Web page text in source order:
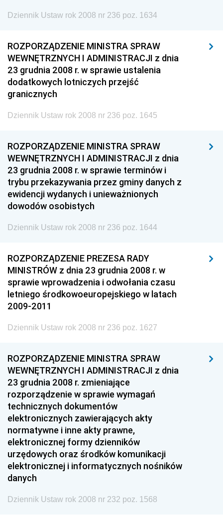
Dziennik Ustaw rok 2008 nr 236 poz. 1634
ROZPORZĄDZENIE MINISTRA SPRAW
WEWNĘTRZNYCH I ADMINISTRACJI z dnia
23 grudnia 2008 r. w sprawie ustalenia
dodatkowych lotniczych przejść
granicznych
Dziennik Ustaw rok 2008 nr 236 poz. 1645
ROZPORZĄDZENIE MINISTRA SPRAW
WEWNĘTRZNYCH I ADMINISTRACJI z dnia
23 grudnia 2008 r. w sprawie terminów i
trybu przekazywania przez gminy danych z
ewidencji wydanych i unieważnionych
dowodów osobistych
Dziennik Ustaw rok 2008 nr 236 poz. 1644
ROZPORZĄDZENIE PREZESA RADY
MINISTRÓW z dnia 23 grudnia 2008 r. w
sprawie wprowadzenia i odwołania czasu
letniego środkowoeuropejskiego w latach
2009-2011
Dziennik Ustaw rok 2008 nr 236 poz. 1627
ROZPORZĄDZENIE MINISTRA SPRAW
WEWNĘTRZNYCH I ADMINISTRACJI z dnia
23 grudnia 2008 r. zmieniające
rozporządzenie w sprawie wymagań
technicznych dokumentów
elektronicznych zawierających akty
normatywne i inne akty prawne,
elektronicznej formy dzienników
urzędowych oraz środków komunikacji
elektronicznej i informatycznych nośników
danych
Dziennik Ustaw rok 2008 nr 232 poz. 1568